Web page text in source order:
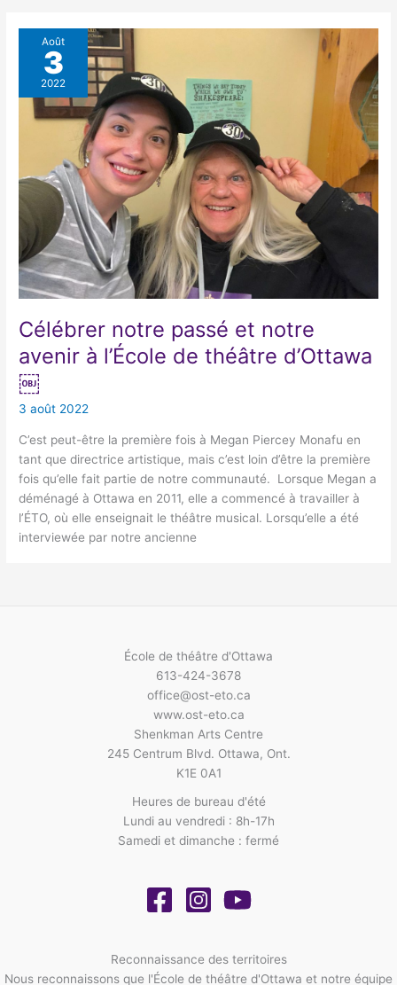
Août
3
2022
Célébrer notre passé et notre
avenir à l’École de théâtre d’Ottawa
￼
3 août 2022
C’est peut-être la première fois à Megan Piercey Monafu en
tant que directrice artistique, mais c’est loin d’être la première
fois qu’elle fait partie de notre communauté. Lorsque Megan a
déménagé à Ottawa en 2011, elle a commencé à travailler à
l’ÉTO, où elle enseignait le théâtre musical. Lorsqu’elle a été
interviewée par notre ancienne
École de théâtre d'Ottawa
613-424-3678
office@ost-eto.ca
www.ost-eto.ca
Shenkman Arts Centre
245 Centrum Blvd. Ottawa, Ont.
K1E 0A1
Heures de bureau d'été
Lundi au vendredi : 8h-17h
Samedi et dimanche : fermé
Reconnaissance des territoires
Nous reconnaissons que l'École de théâtre d'Ottawa et notre équipe